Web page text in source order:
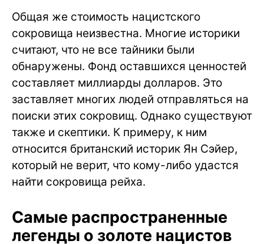
Общая же стоимость нацистского
сокровища неизвестна. Многие историки
считают, что не все тайники были
обнаружены. Фонд оставшихся ценностей
составляет миллиарды долларов. Это
заставляет многих людей отправляться на
поиски этих сокровищ. Однако существуют
также и скептики. К примеру, к ним
относится британский историк Ян Сэйер,
который не верит, что кому-либо удастся
найти сокровища рейха.
Самые распространенные
легенды о золоте нацистов